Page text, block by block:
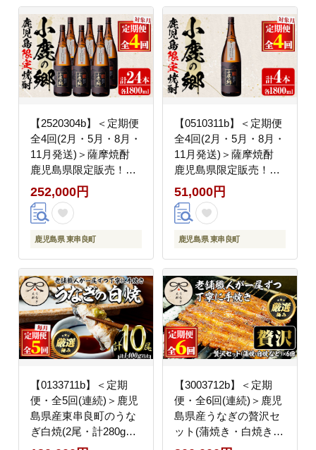
【2520304b】＜定期便
全4回(2月・5月・8月・
11月発送)＞薩摩焼酎
鹿児島県限定販売！小
鹿の郷(1800ml×6本組×
全4回) 焼酎 酒 アルコ
ール 芋焼酎 薩摩芋 常
【児玉酒店】
252,000円
鹿児島県 東串良町
【0510311b】＜定期便
全4回(2月・5月・8月・
11月発送)＞薩摩焼酎
鹿児島県限定販売！小
鹿の郷(1800ml×1本組×
全4回) 焼酎 酒 アルコ
ール 芋焼酎 薩摩芋 常
【児玉酒店】
51,000円
鹿児島県 東串良町
【0133711b】＜定期
便・全5回(連続)＞鹿児
島県産東串良町のうな
ぎ白焼(2尾・計280g以
上×5回) うなぎ 高級 ウ
【3003712b】＜定期
便・全6回(連続)＞鹿児
島県産うなぎの贅沢セ
ット(蒲焼き・白焼き・
きざみ鰻など) うなぎ